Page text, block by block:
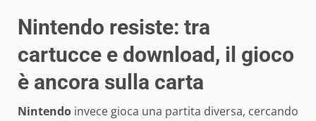
Nintendo resiste: tra
cartucce e download, il gioco
è ancora sulla carta
Nintendo invece gioca una partita diversa, cercando